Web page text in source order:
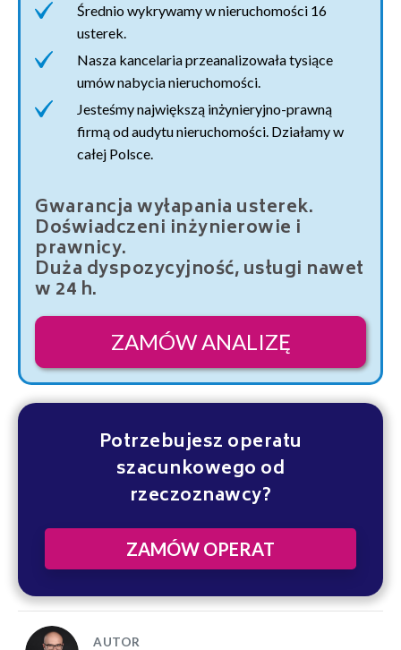
Średnio wykrywamy w nieruchomości 16
usterek.
Nasza kancelaria przeanalizowała tysiące
umów nabycia nieruchomości.
Jesteśmy największą inżynieryjno-prawną
firmą od audytu nieruchomości. Działamy w
całej Polsce.
Gwarancja wyłapania usterek.
Doświadczeni inżynierowie i
prawnicy.
Duża dyspozycyjność, usługi nawet
w 24 h.
ZAMÓW ANALIZĘ
Potrzebujesz operatu
szacunkowego od
rzeczoznawcy?
ZAMÓW OPERAT
AUTOR